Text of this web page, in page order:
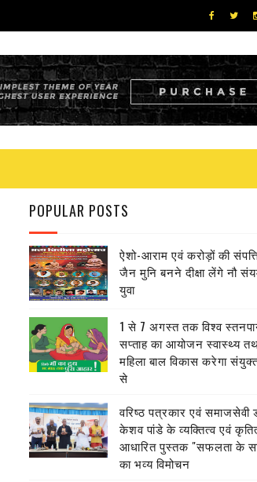
POPULAR POSTS
ऐशो-आराम एवं करोड़ों की
जैन मुनि बनने दीक्षा लेंगे नौ
युवा
1 से 7 अगस्त तक विश्व
सप्ताह का आयोजन स्वास्थ्य
महिला बाल विकास करेगा
से
वरिष्ठ पत्रकार एवं समाजसेवी
केशव पांडे के व्यक्तित्व एवं
आधारित पुस्तक "सफलता के
का भव्य विमोचन